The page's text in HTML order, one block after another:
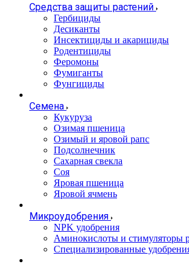
Средства защиты растений
Гербициды
Десиканты
Инсектициды и акарициды
Родентициды
Феромоны
Фумиганты
Фунгициды
Семена
Кукуруза
Озимая пшеница
Озимый и яровой рапс
Подсолнечник
Сахарная свекла
Соя
Яровая пшеница
Яровой ячмень
Микроудобрения
NPK удобрения
Аминокислоты и стимуляторы
Специализированные